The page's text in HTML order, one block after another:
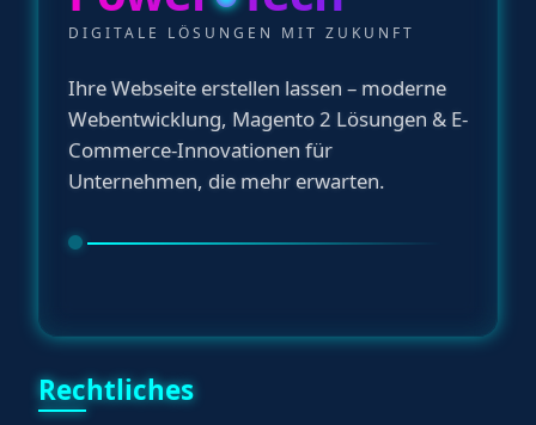
DIGITALE LÖSUNGEN MIT ZUKUNFT
Ihre Webseite erstellen lassen – moderne
Webentwicklung, Magento 2 Lösungen & E-
Commerce-Innovationen für
Unternehmen, die mehr erwarten.
Rechtliches